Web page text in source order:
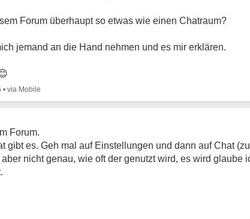
Forum überhaupt so etwas wie einen Chatraum?
jemand an die Hand nehmen und es mir erklären.
•
Forum.
gibt es. Geh mal auf Einstellungen und dann auf Chat
aber nicht genau, wie oft der genutzt wird, es wird